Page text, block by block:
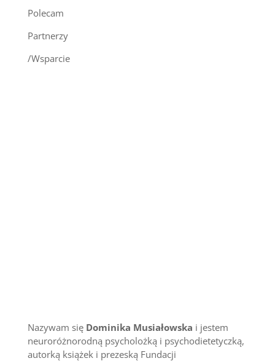
Polecam
Partnerzy
/Wsparcie
Nazywam się Dominika Musiałowska i jestem
neuroróżnorodną psycholożką i psychodietetyczką,
autorką książek i prezeską Fundacji